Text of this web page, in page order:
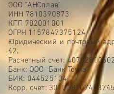
ООО "АНСплав"
ИНН 7810390873
КПП 782001001
ОГРН 1157847375124
Юридический и почтовый
42.
Расчетный счет:
Банк: ООО "Банк Точка"
БИК: 044525104
Корр. счет: